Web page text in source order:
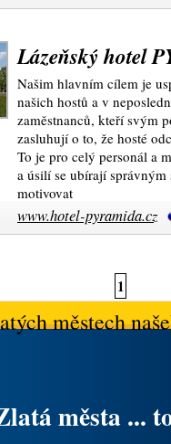
Lázeňský hotel
Našim hlavním cílem je
našich hostů a v
zaměstnanců, kteří svým
zasluhují o to, že hosté
To je pro celý personál a
a úsilí se ubírají
motivovat
www.hotel-pyramida.cz
1
městech
města ...